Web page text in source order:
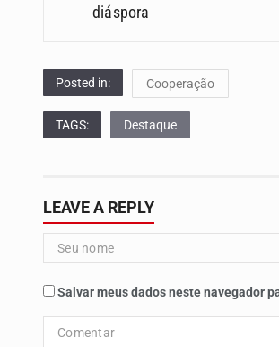
diáspora
Posted in: Cooperação
TAGS: Destaque
LEAVE A REPLY
Salvar meus dados neste navegador